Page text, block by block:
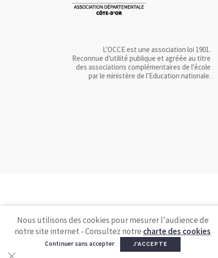
L'OCCE est une association loi 1901.
Reconnue d'utilité publique et agréée au titre
des associations complémentaires de l'école
par le ministère de l'Education nationale.
Nous utilisons des cookies pour mesurer l'audience de
notre site internet - Consultez notre charte des cookies
Continuer sans accepter J'ACCEPTE